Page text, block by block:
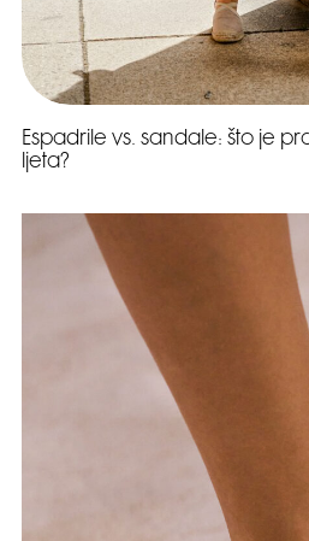
Espadrile vs. sandale: što je
ljeta?